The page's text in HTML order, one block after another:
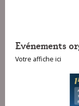
Evénements
Votre affiche ici